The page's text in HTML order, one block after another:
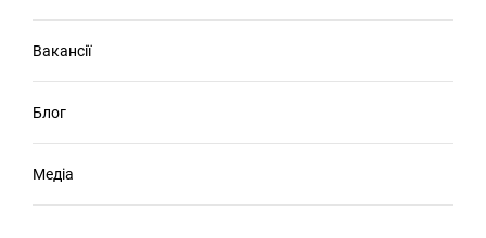
Вакансії
Блог
Медіа